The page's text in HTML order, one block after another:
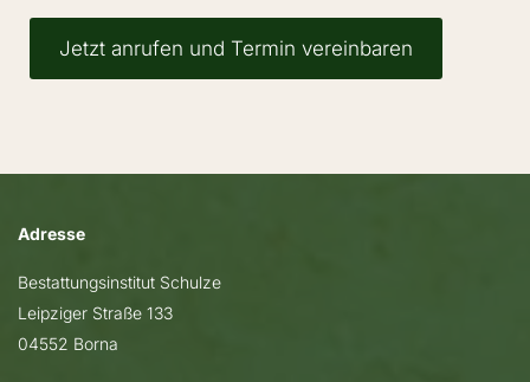
Jetzt anrufen und Termin vereinbaren
Adresse
Bestattungsinstitut Schulze
Leipziger Straße 133
04552 Borna